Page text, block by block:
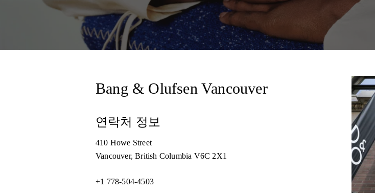
Bang & Olufsen Vancouver
연락처 정보
410 Howe Street
Vancouver, British Columbia V6C 2X1
+1 778-504-4503